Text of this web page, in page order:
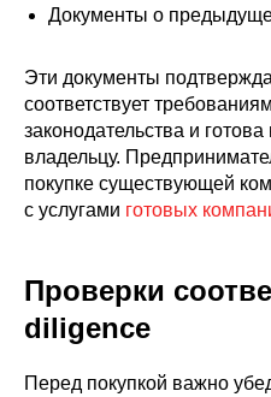
Документы о
Эти документы
соответствует
законодательства и
владельцу.
покупке существующей
с услугами готовых
Проверки
diligence
Перед покупкой важно